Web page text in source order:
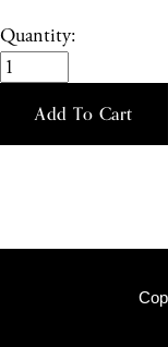
Quantity:
Add To Cart